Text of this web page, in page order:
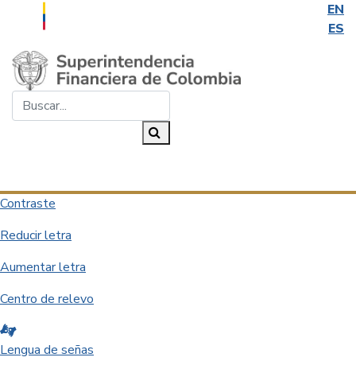
EN
ES
Saltar al contenido principal
Contraste
Reducir letra
Aumentar letra
Centro de relevo
Lengua de señas